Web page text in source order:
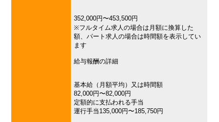
352,000円〜453,500円
※フルタイム求人の場合は月額に換算した
額、パート求人の場合は時間額を表示してい
ます
給与報酬の詳細
基本給（月額平均）又は時間額
82,000円〜82,000円
定額的に支払われる手当
運行手当135,000円〜185,750円